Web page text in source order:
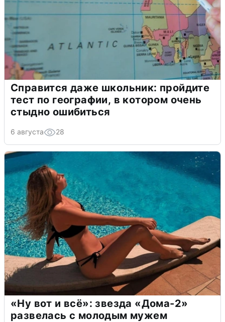
Справится даже школьник: пройдите
тест по географии, в котором очень
стыдно ошибиться
6 августа 28
«Ну вот и всё»: звезда «Дома-2»
развелась с молодым мужем